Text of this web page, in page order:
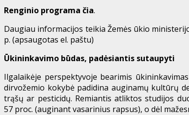
Renginio programa čia.
Daugiau informacijos teikia Žemės ūkio
p. (apsaugotas el. paštu)
Ūkininkavimo būdas, padėsiantis sutaupyti
Ilgalaikėje perspektyvoje bearimis
dirvožemio kokybė padidina auginamų kultūrų
trąšų ar pesticidų. Remiantis atliktos studijos
57 proc. (auginant vasarinius rapsus), o dėl